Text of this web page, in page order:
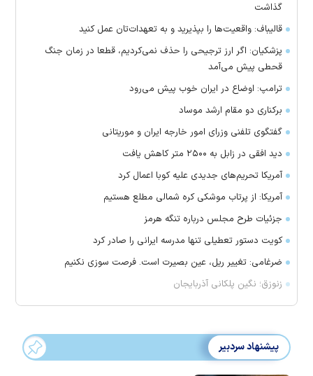
گذاشت
قالیباف: واقعیت‌ها را بپذیرید و به تعهدات‌تان عمل کنید
پزشکیان: اگر ارز ترجیحی را حذف نمی‌کردیم، قطعا در زمان جنگ
قحطی پیش می‌آمد
ترامپ: اوضاع در ایران خوب پیش می‌رود
برکناری دو مقام ارشد موساد
گفتگوی تلفنی وزرای امور خارجه ایران و موریتانی
دید افقی در زابل به ۲۵۰۰ متر کاهش یافت
آمریکا تحریم‌های جدیدی علیه کوبا اعمال کرد
آمریکا: از پرتاب موشکی کره شمالی مطلع هستیم
جزئیات طرح مجلس درباره تنگه هرمز
کویت دستور تعطیلی تنها مدرسه ایرانی را صادر کرد
ضرغامی: تغییر ریل، عین بصیرت است. فرصت سوزی نکنیم
زنوزق؛ نگین پلکانی آذربایجان
پیشنهاد سردبیر